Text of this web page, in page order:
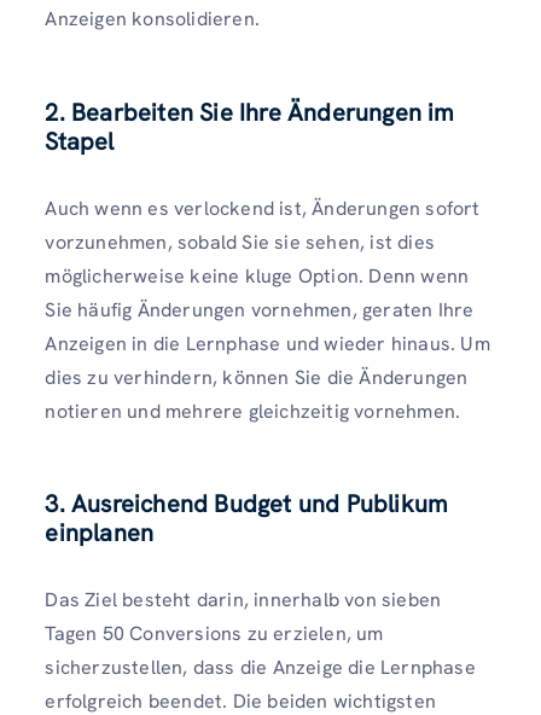
Anzeigen konsolidieren.
2. Bearbeiten Sie Ihre Änderungen im
Stapel
Auch wenn es verlockend ist, Änderungen sofort
vorzunehmen, sobald Sie sie sehen, ist dies
möglicherweise keine kluge Option. Denn wenn
Sie häufig Änderungen vornehmen, geraten Ihre
Anzeigen in die Lernphase und wieder hinaus. Um
dies zu verhindern, können Sie die Änderungen
notieren und mehrere gleichzeitig vornehmen.
3. Ausreichend Budget und Publikum
einplanen
Das Ziel besteht darin, innerhalb von sieben
Tagen 50 Conversions zu erzielen, um
sicherzustellen, dass die Anzeige die Lernphase
erfolgreich beendet. Die beiden wichtigsten